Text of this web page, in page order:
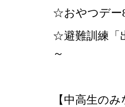
☆おやつデー
☆避難訓練「
～
【中高生の